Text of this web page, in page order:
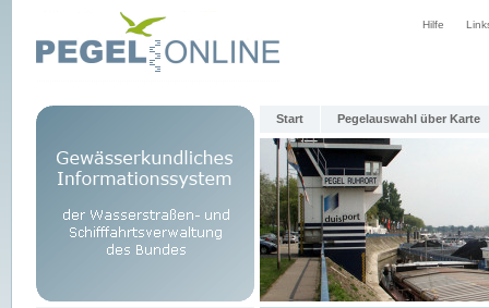
Hilfe
Start Pegelauswahl über Karte